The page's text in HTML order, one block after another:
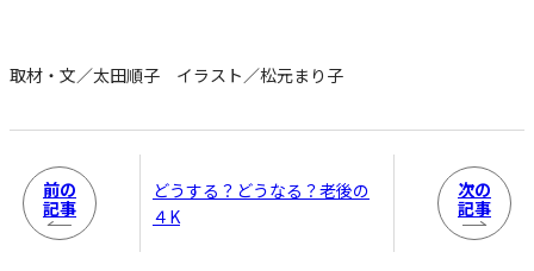
取材・文／太田順子 イラスト／松元まり子
前の
記事
どうする？どうなる？老後の
４K
次の
記事